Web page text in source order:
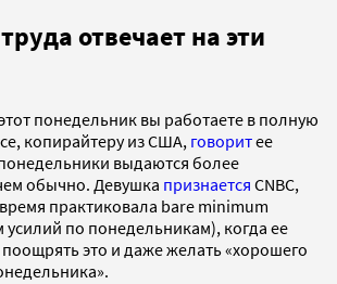
отвечает на эти
понедельник вы работаете в полную
копирайтеру из США, говоритее
выдаются более
обычно. Девушка признается CNBC,
практиковала bare minimum
по понедельникам), когда ее
это и даже желать «хорошего